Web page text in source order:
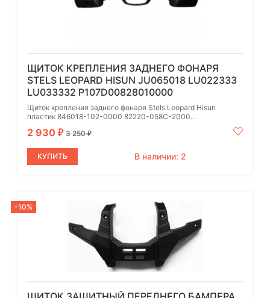
ЩИТОК КРЕПЛЕНИЯ ЗАДНЕГО ФОНАРЯ
STELS LEOPARD HISUN JU065018 LU022333
LU033332 P107D00828010000
Щиток крепления заднего фонаря Stels Leopard Hisun
пластик 846018-102-0000 82220-058C-2000...
2 930 ₽ 3 250₽
КУПИТЬ В наличии: 2
-10%